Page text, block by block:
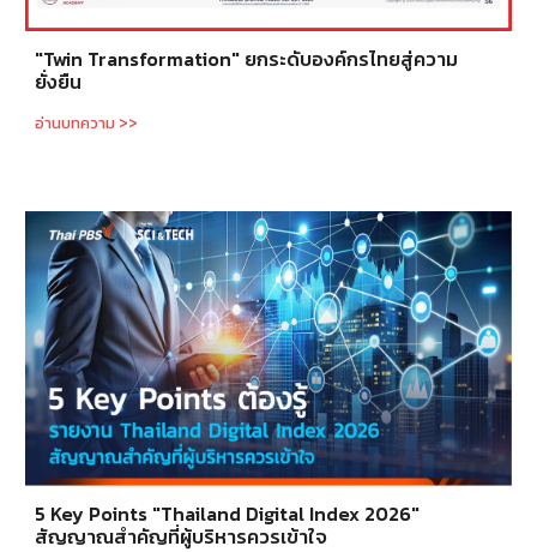
"Twin Transformation" ยกระดับองค์กรไทยสู่ความ
ยั่งยืน
อ่านบทความ >>
5 Key Points "Thailand Digital Index 2026"
สัญญาณสำคัญที่ผู้บริหารควรเข้าใจ